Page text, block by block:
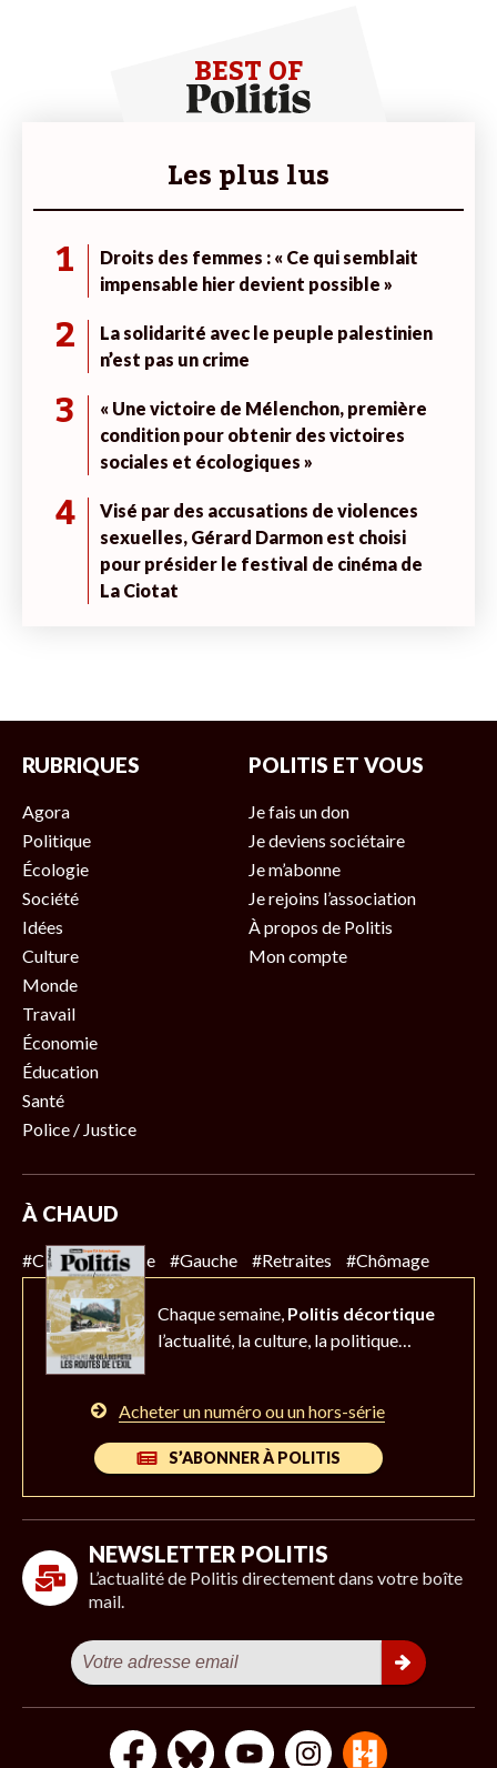
BEST OF
Les plus lus
1
Droits des femmes : « Ce qui semblait
impensable hier devient possible »
2
La solidarité avec le peuple palestinien
n’est pas un crime
3
« Une victoire de Mélenchon, première
condition pour obtenir des victoires
sociales et écologiques »
4
Visé par des accusations de violences
sexuelles, Gérard Darmon est choisi
pour présider le festival de cinéma de
La Ciotat
RUBRIQUES
Agora
Politique
Écologie
Société
Idées
Culture
Monde
Travail
Économie
Éducation
Santé
Police / Justice
POLITIS ET VOUS
Je fais un don
Je deviens sociétaire
Je m’abonne
Je rejoins l’association
À propos de Politis
Mon compte
À CHAUD
#Climat #Police #Gauche #Retraites #Chômage
Chaque semaine, Politis décortique
l’actualité, la culture, la politique…
Acheter un numéro ou un hors-série
S’ABONNER À POLITIS
NEWSLETTER POLITIS
L’actualité de Politis directement dans votre boîte
mail.